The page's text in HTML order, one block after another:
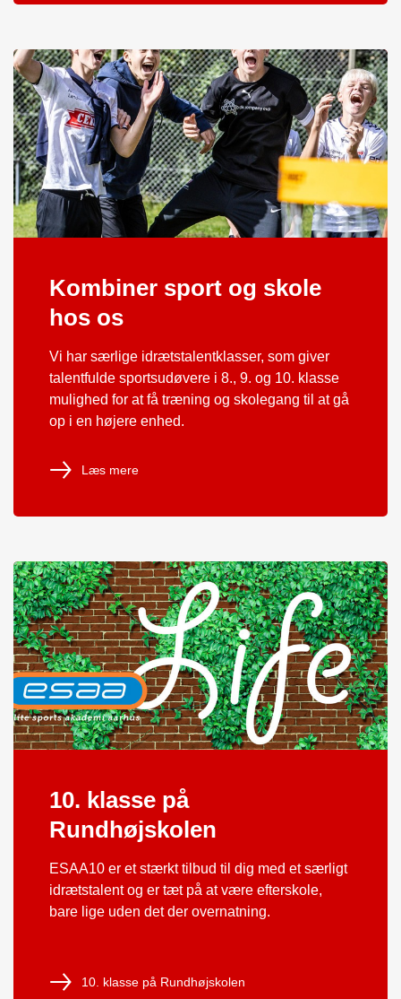
Kombiner sport og skole
hos os
Vi har særlige idrætstalentklasser, som giver
talentfulde sportsudøvere i 8., 9. og 10. klasse
mulighed for at få træning og skolegang til at gå
op i en højere enhed.
Læs mere
10. klasse på
Rundhøjskolen
ESAA10 er et stærkt tilbud til dig med et særligt
idrætstalent og er tæt på at være efterskole,
bare lige uden det der overnatning.
10. klasse på Rundhøjskolen